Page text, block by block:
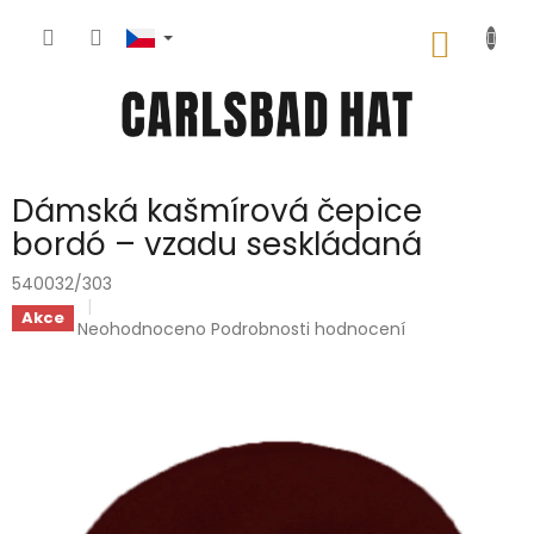
Dámská kašmírová čepice
bordó – vzadu seskládaná
540032/303
Akce Průměrné
hvězdiček.
Neohodnoceno Podrobnosti hodnocení